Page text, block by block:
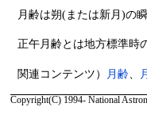
月齢は朔(または新月)の
正午月齢とは地方標準時
関連コンテンツ） 月齢
Copyright(C) 1994- National